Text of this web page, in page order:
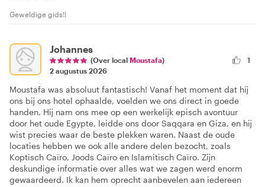
Geweldige gids!!
Johannes
(Over local Moustafa)
2 augustus 2026
1
Moustafa was absoluut fantastisch! Vanaf het moment dat hij
ons bij ons hotel ophaalde, voelden we ons direct in goede
handen. Hij nam ons mee op een werkelijk episch avontuur
door het oude Egypte, leidde ons door Saqqara en Giza, en hij
wist precies waar de beste plekken waren. Naast de oude
locaties hebben we ook alle andere delen bezocht, zoals
Koptisch Caïro, Joods Caïro en Islamitisch Caïro. Zijn
deskundige informatie over alles wat we zagen werd enorm
gewaardeerd. Ik kan hem oprecht aanbevelen aan iedereen